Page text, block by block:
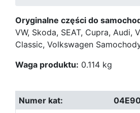
Oryginalne części do
VW, Skoda, SEAT, Cupra, Audi,
Classic, Volkswagen
Waga produktu: 0.114 kg